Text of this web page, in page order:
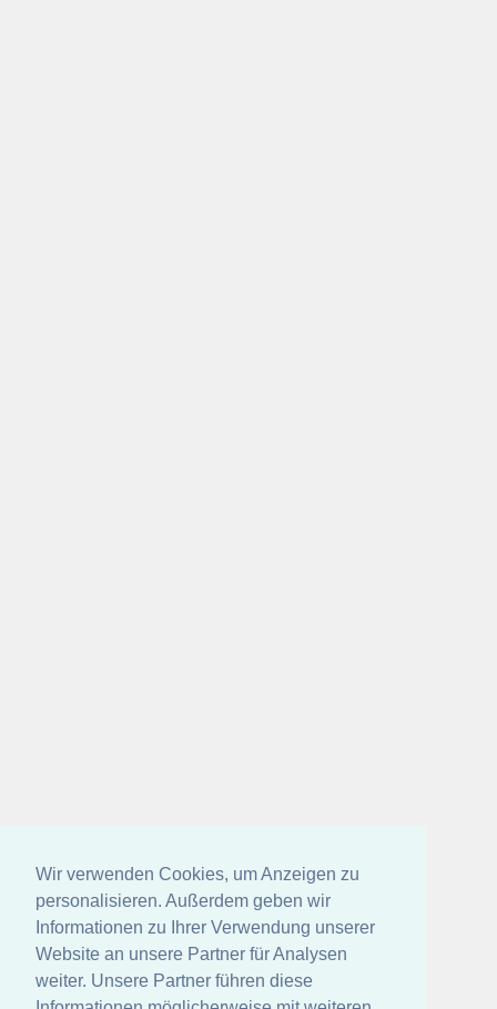
Wir verwenden Cookies, um Anzeigen zu
personalisieren. Außerdem geben wir
Informationen zu Ihrer Verwendung unserer
Website an unsere Partner für Analysen
weiter. Unsere Partner führen diese